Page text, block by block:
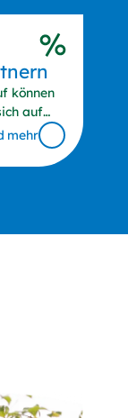
können
auf
auch
für Sie
mehr